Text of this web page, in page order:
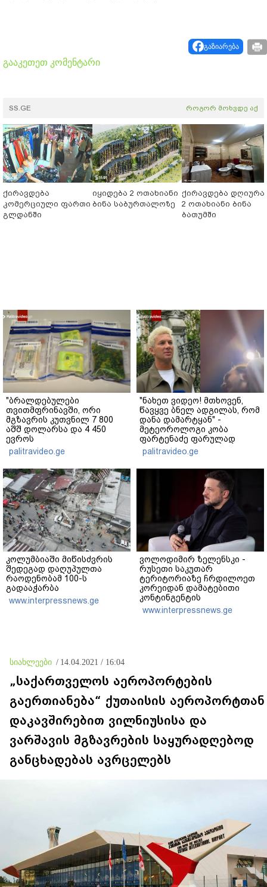
გაზიარება
გააკეთეთ კომენტარი
SS.GE როგორ მოხვდე აქ
ქირავდება
კომერციული ფართი
გლდანში
იყიდება 2 ოთახიანი
ბინა საბურთალოზე
ქირავდება
2 ოთახიანი ბინა
ბათუმში
"ბრალდებულები
თვითმფრინავში, ორი
მგზავრის კუთვნილ 7 800
აშშ დოლარსა და 4 450
ევროს
მართლსაწინააღმდეგოდ
დაეუფლნენ" - დანაშაულის
რა დეტალები ხდება
ცნობილი?
palitravideo.ge
"ნახეთ ვიდეო! მთხოვენ,
წავყვე ბნელ ადგილას, რომ
დანა დამარტყან" -
მეტეოროლოგი კობა
ფარტენაძე ფარულად
გადაღებულ კადრებს
აქვეყნებს
palitravideo.ge
კოლუმბიაში მიწისძვრის
შედეგად დაღუპულთა
რაოდენობამ 100-ს
გადააჭარბა
www.interpressnews.ge
ვოლოდიმირ ზელენსკი -
რუსეთი საკუთარ
ტერიტორიაზე ჩრდილოეთ
კორეიდან დამატებითი
კონტინგენტის
განთავსებისთვის ემზადება
- მსოფლიოში ყველა უნდა
www.interpressnews.ge
სიახლეები / 14.04.2021 / 16:04
„საქართველოს აეროპორტების
გაერთიანება“ ქუთაისის აეროპორტთან
დაკავშირებით ვილნიუსისა და
ვარშავის მგზავრების საყურადღებოდ
განცხადებას ავრცელებს